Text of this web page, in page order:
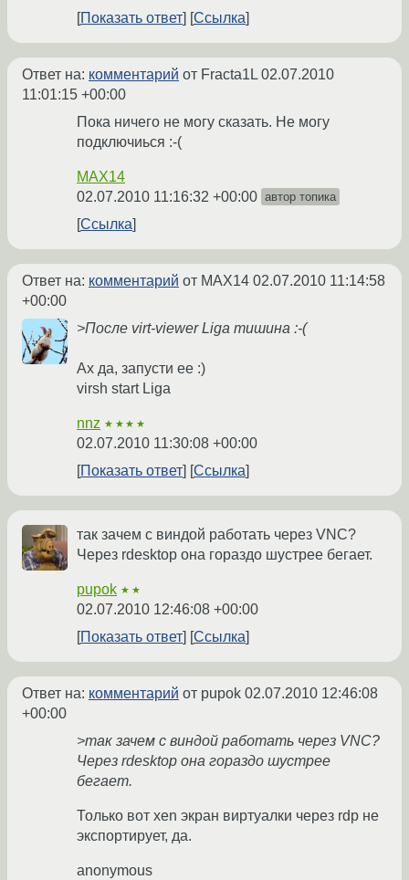
Показать ответ Ссылка
Ответ на: комментарий от Fracta1L02.07.2010
11:01:15 +00:00
Пока ничего не могу сказать. Не могу
подключиься :-(
MAX14
02.07.2010 11:16:32 +00:00 автор топика
Ссылка
Ответ на: комментарий от MAX14 02.07.2010 11:14:58
+00:00
>После virt-viewer Liga тишина :-(
Ах да, запусти ее :)
virsh start Liga
nnz ★★★★
02.07.2010 11:30:08 +00:00
Показать ответ
Ссылка
так зачем с виндой работать через VNC?
Через rdesktop она гораздо шустрее бегает.
pupok ★★
02.07.2010 12:46:08 +00:00
Показать ответ
Ссылка
Ответ на: комментарий от pupok 02.07.2010 12:46:08
+00:00
>так зачем с виндой работать через VNC?
Через rdesktop она гораздо шустрее
бегает.
Только вот xen экран виртуалки через rdp не
экспортирует, да.
anonymous